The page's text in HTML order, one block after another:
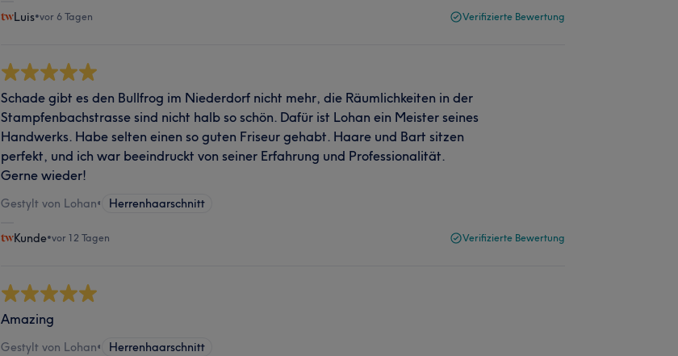
Luis•vor 6 Tagen Verifizierte Bewertung
Schade gibt es den Bullfrog im Niederdorf nicht mehr, die Räumlichkeiten in der
Stampfenbachstrasse sind nicht halb so schön. Dafür ist Lohan ein Meister seines
Handwerks. Habe selten einen so guten Friseur gehabt. Haare und Bart sitzen
perfekt, und ich war beeindruckt von seiner Erfahrung und Professionalität.
Gerne wieder!
Gestylt von Lohan• Herrenhaarschnitt
Kunde•vor 12 Tagen Verifizierte Bewertung
Amazing
Gestylt von Lohan• Herrenhaarschnitt